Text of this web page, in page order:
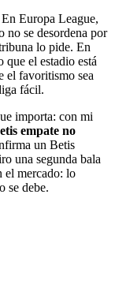
Europa League,
no se desordena por
lo pide. En
que el estadio está
el favoritismo sea
fácil.
importa: con mi
empate no
un Betis
una segunda bala
el mercado: lo
se debe.